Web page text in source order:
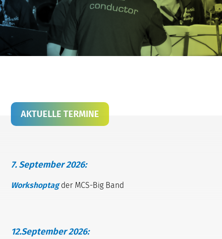
AKTUELLE TERMINE
7. September 2026:
Workshoptagder MCS-Big Band
12.September 2026: